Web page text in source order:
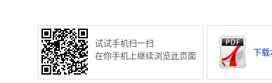
试试手机扫一扫
在你手机上继续浏览此页面
下